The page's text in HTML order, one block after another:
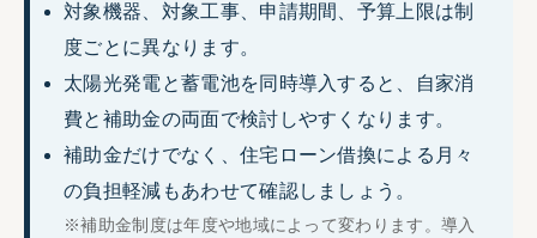
対象機器、対象工事、申請期間、予算上限は制
度ごとに異なります。
太陽光発電と蓄電池を同時導入すると、自家消
費と補助金の両面で検討しやすくなります。
補助金だけでなく、住宅ローン借換による月々
の負担軽減もあわせて確認しましょう。
※補助金制度は年度や地域によって変わります。導入